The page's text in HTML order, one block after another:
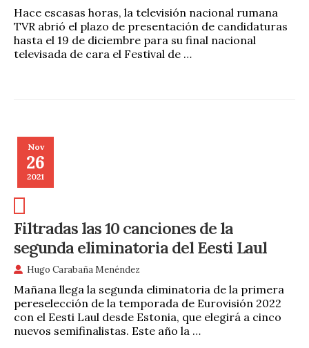
Hace escasas horas, la televisión nacional rumana
TVR abrió el plazo de presentación de candidaturas
hasta el 19 de diciembre para su final nacional
televisada de cara el Festival de …
Nov
26
2021
Filtradas las 10 canciones de la
segunda eliminatoria del Eesti Laul
Hugo Carabaña Menéndez
Mañana llega la segunda eliminatoria de la primera
pereselección de la temporada de Eurovisión 2022
con el Eesti Laul desde Estonia, que elegirá a cinco
nuevos semifinalistas. Este año la …